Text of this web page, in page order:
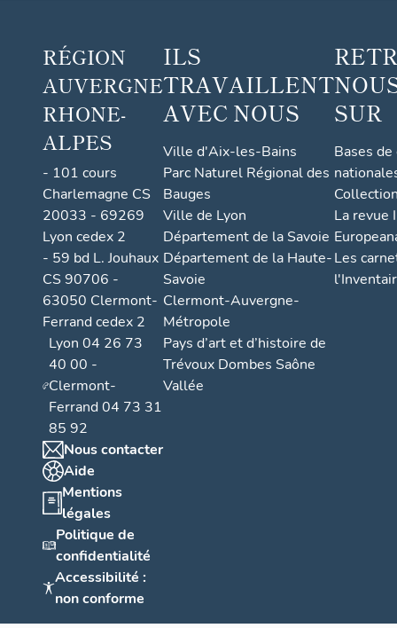
RÉGION
AUVERGNE
RHONE-
ALPES
- 101 cours
Charlemagne CS
20033 - 69269
Lyon cedex 2
- 59 bd L. Jouhaux
CS 90706 -
63050 Clermont-
Ferrand cedex 2
Lyon 04 26 73
40 00 -
Clermont-
Ferrand 04 73 31
85 92
Nous contacter
Aide
Mentions
légales
Politique de
confidentialité
Accessibilité :
non conforme
ILS
TRAVAILLENT
AVEC NOUS
Ville d'Aix-les-Bains
Parc Naturel Régional des
Bauges
Ville de Lyon
Département de la Savoie
Département de la Haute-
Savoie
Clermont-Auvergne-
Métropole
Pays d’art et d’histoire de
Trévoux Dombes Saône
Vallée
SUR
Bases
La revue
Les